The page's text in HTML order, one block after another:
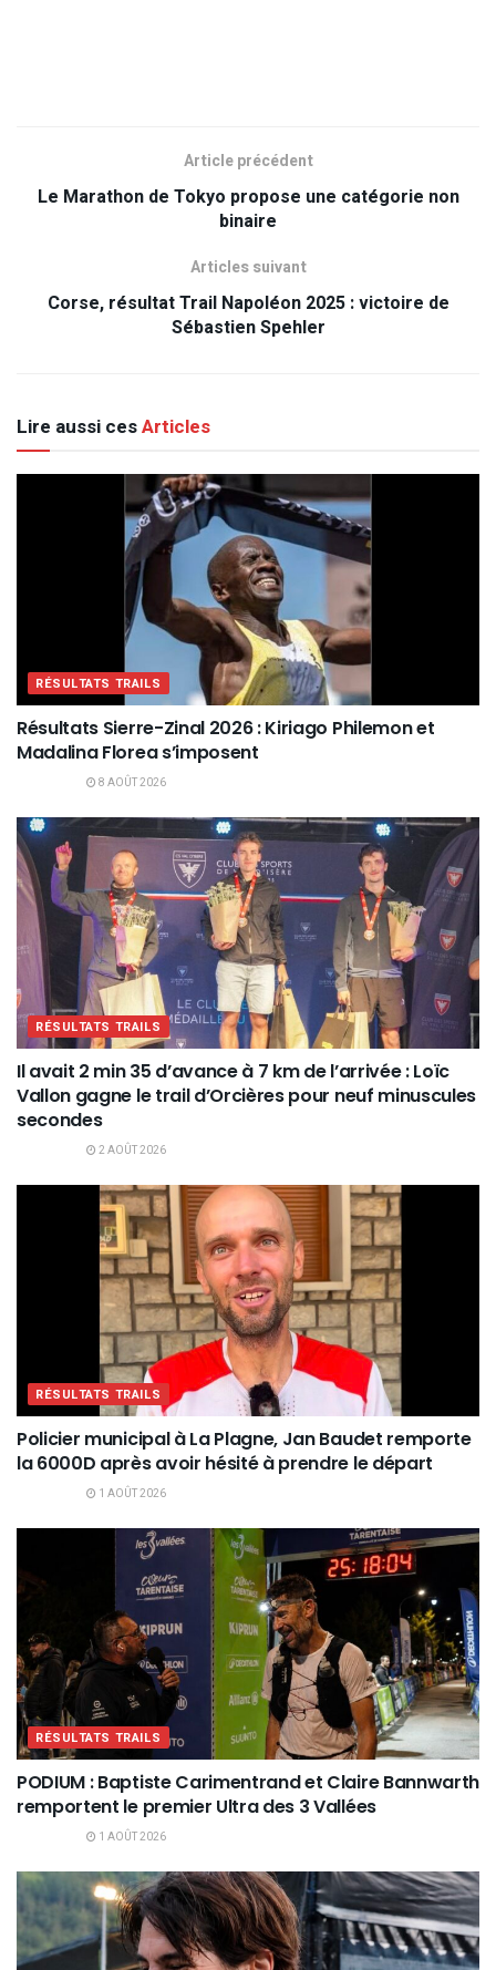
Article précédent
Le Marathon de Tokyo propose une catégorie non
binaire
Articles suivant
Corse, résultat Trail Napoléon 2025 : victoire de
Sébastien Spehler
Lire aussi cesArticles
RÉSULTATS TRAILS
Résultats Sierre-Zinal 2026 : Kiriago Philemon et
Madalina Florea s’imposent
8 AOÛT 2026
RÉSULTATS TRAILS
Il avait 2 min 35 d’avance à 7 km de l’arrivée : Loïc
Vallon gagne le trail d’Orcières pour neuf minuscules
secondes
2 AOÛT 2026
RÉSULTATS TRAILS
Policier municipal à La Plagne, Jan Baudet remporte
la 6000D après avoir hésité à prendre le départ
1 AOÛT 2026
RÉSULTATS TRAILS
PODIUM : Baptiste Carimentrand et Claire Bannwarth
remportent le premier Ultra des 3 Vallées
1 AOÛT 2026